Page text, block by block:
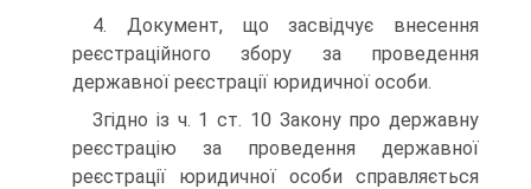
4. Документ, що засвідчує внесення
реєстраційного збо­ру за проведення
державної реєстрації юридичної особи.
Згідно із ч. 1 ст. 10 Закону про державну
реєстрацію за проведення державної
реєстрації юридичної особи справля­ється